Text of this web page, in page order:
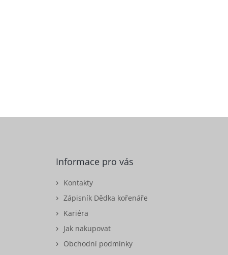
Informace pro vás
Kontakty
Zápisník Dědka kořenáře
Kariéra
Jak nakupovat
Obchodní podmínky